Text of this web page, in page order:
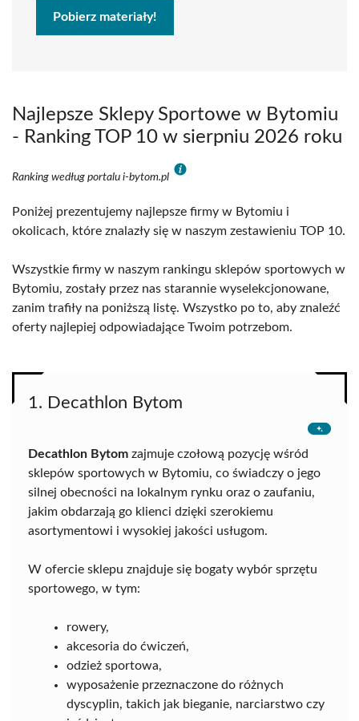
Pobierz materiały!
Najlepsze Sklepy Sportowe w Bytomiu
- Ranking TOP 10 w sierpniu 2026 roku
Ranking według portalu i-bytom.pl
Poniżej prezentujemy najlepsze firmy w Bytomiu i
okolicach, które znalazły się w naszym zestawieniu TOP 10.
Wszystkie firmy w naszym rankingu sklepów sportowych w
Bytomiu, zostały przez nas starannie wyselekcjonowane,
zanim trafiły na poniższą listę. Wszystko po to, aby znaleźć
oferty najlepiej odpowiadające Twoim potrzebom.
1. Decathlon Bytom
Decathlon Bytom zajmuje czołową pozycję wśród
sklepów sportowych w Bytomiu, co świadczy o jego
silnej obecności na lokalnym rynku oraz o zaufaniu,
jakim obdarzają go klienci dzięki szerokiemu
asortymentowi i wysokiej jakości usługom.
W ofercie sklepu znajduje się bogaty wybór sprzętu
sportowego, w tym:
rowery,
akcesoria do ćwiczeń,
odzież sportowa,
wyposażenie przeznaczone do różnych
dyscyplin, takich jak bieganie, narciarstwo czy